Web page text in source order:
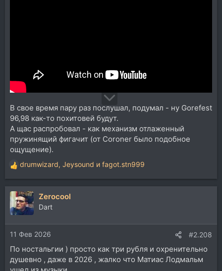
В свое время пару раз послушал, подумал - ну Gorefest
96,98 как-то похитовей будут.
А щас распробовал - как механизм отлаженный
пружинящий фигачит (от Coroner было подобное
ощущение).
Р
е
а
к
ц
и
и
:
drumwizard, Jeysound и fagot.stn999
Zerocool
Dart
11 Фев 2026 #2.208
По ностальгии ) просто как три рубля и охренительно
душевно , даже в 2026 , жалко что Матиас Лодмальм